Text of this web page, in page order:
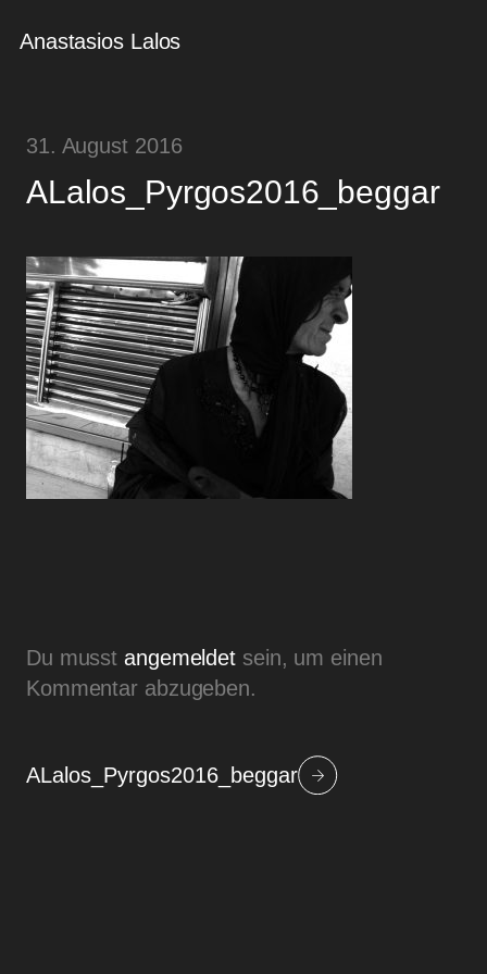
Anastasios Lalos
31. August 2016
ALalos_Pyrgos2016_beggar
Du musstangemeldet sein, um einen
Kommentar abzugeben.
Beitragsnavigation
ALalos_Pyrgos2016_beggar